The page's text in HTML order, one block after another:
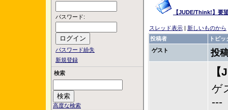
パスワード:
パスワード紛失
新規登録
検索
高度な検索
【JUDE/Think!】要
スレッド表示 | 新しいものから
投稿者
トピッ
ゲスト
投
ゲ
---